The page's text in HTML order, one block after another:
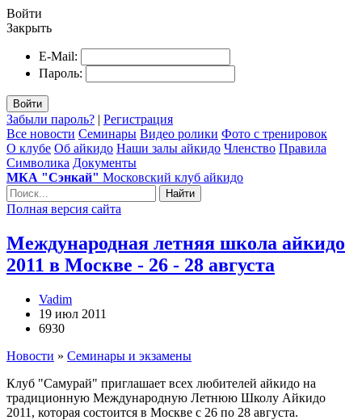
Войти
Закрыть
E-Mail:
Пароль:
Войти
Забыли пароль? | Регистрация
Все новости Семинары Видео ролики Фото с тренировок
О клубе Об айкидо Наши залы айкидо Членство Правила
Символика Документы
МКА "Сэнкай" Московский клуб айкидо
Найти
Полная версия сайта
Международная летняя школа айкидо
2011 в Москве - 26 - 28 августа
Vadim
19 июл 2011
6930
Новости » Семинары и экзамены
Клуб "Самурай" приглашает всех любителей айкидо на
традиционную Международную Летнюю Школу Айкидо
2011, которая состоится в Москве с 26 по 28 августа.